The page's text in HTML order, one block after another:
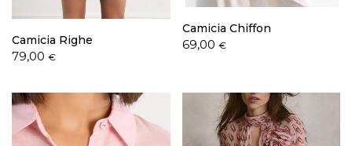
Camicia Righe
79,00 €
Camicia Chiffon
69,00 €